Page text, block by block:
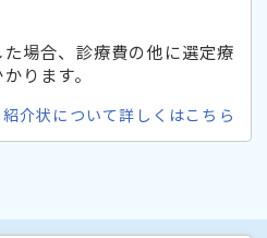
場合、診療費の他に選定療
ります。
紹介状について詳しくはこちら